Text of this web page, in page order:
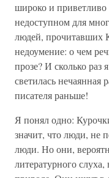
широко и
недоступном для
людей, прочитавших
недоумение: о чем
прозе? И сколько
светилась нечаянная
писателя раньше!
Я понял одно:
значит, что люди,
люди. Но они,
литературного